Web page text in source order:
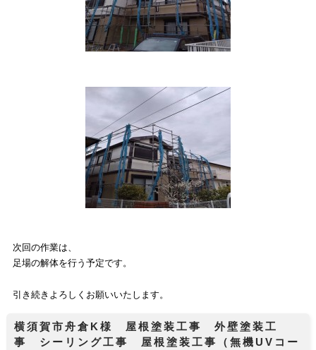
次回の作業は、
足場の解体を行う予定です。
引き続きよろしくお願いいたします。
横須賀市舟倉K様 屋根塗装工事 外壁塗装工
事 シーリング工事 屋根塗装工事（無機UVコー